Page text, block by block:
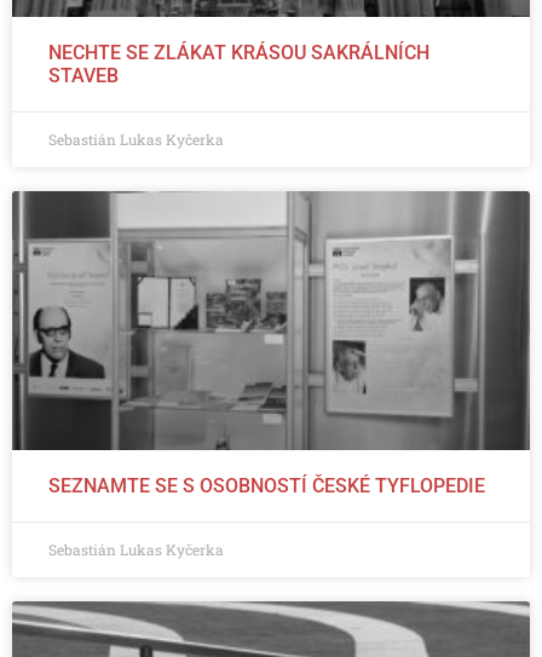
NECHTE SE ZLÁKAT KRÁSOU SAKRÁLNÍCH
STAVEB
Sebastián Lukas Kyčerka
SEZNAMTE SE S OSOBNOSTÍ ČESKÉ TYFLOPEDIE
Sebastián Lukas Kyčerka